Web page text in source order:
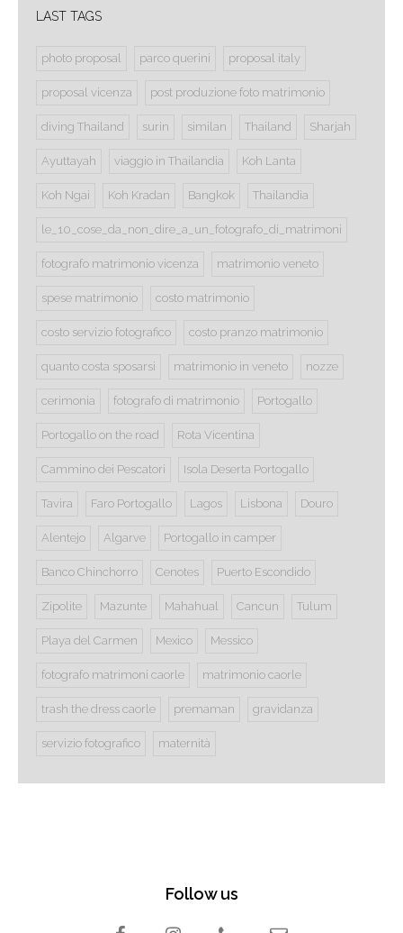
LAST TAGS
photo proposal parco querini proposal italy
proposal vicenza post produzione foto matrimonio
diving Thailand surin similan Thailand Sharjah
Ayuttayah viaggio in Thailandia Koh Lanta
Koh Ngai Koh Kradan Bangkok Thailandia
le_10_cose_da_non_dire_a_un_fotografo_di_matrimoni
fotografo matrimonio vicenza matrimonio veneto
spese matrimonio costo matrimonio
costo servizio fotografico costo pranzo matrimonio
quanto costa sposarsi matrimonio in veneto nozze
cerimonia fotografo di matrimonio Portogallo
Portogallo on the road Rota Vicentina
Cammino dei Pescatori Isola Deserta Portogallo
Tavira Faro Portogallo Lagos Lisbona Douro
Alentejo Algarve Portogallo in camper
Banco Chinchorro Cenotes Puerto Escondido
Zipolite Mazunte Mahahual Cancun Tulum
Playa del Carmen Mexico Messico
fotografo matrimoni caorle matrimonio caorle
trash the dress caorle premaman gravidanza
servizio fotografico maternità
Follow us